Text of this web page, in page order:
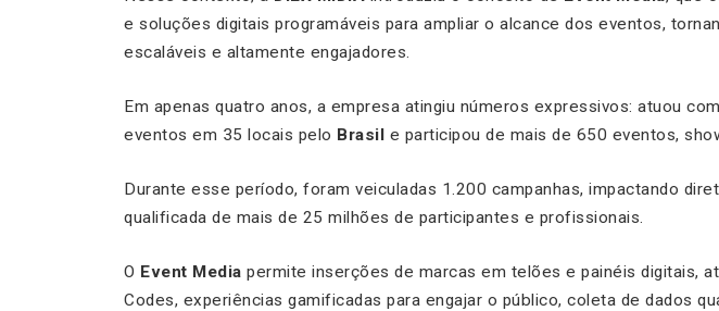
e soluções digitais programáveis para ampliar o alcance dos eventos,
escaláveis e altamente engajadores.
Em apenas quatro anos, a empresa atingiu números expressivos: atuou
eventos em 35 locais pelo Brasil e participou de mais de 650 eventos,
Durante esse período, foram veiculadas 1.200 campanhas, impactando
qualificada de mais de 25 milhões de participantes e profissionais.
O Event Media permite inserções de marcas em telões e painéis digitais,
Codes, experiências gamificadas para engajar o público, coleta de dados